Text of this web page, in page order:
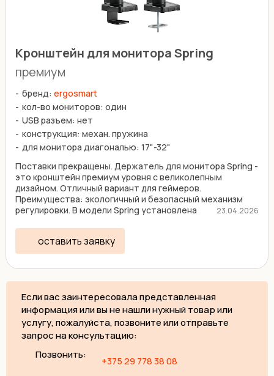
Кронштейн для монитора Spring
премиум
бренд: ergosmart
кол-во мониторов: один
USB разъем: нет
конструкция: механ. пружина
для монитора диагональю: 17"-32"
Поставки прекращены. Держатель для монитора Spring -
это кронштейн премиум уровня с великолепным
дизайном. Отличный вариант для геймеров.
Преимущества: экологичный и безопасный механизм
регулировки. В модели Spring установлена
23.04.2026
оставить заявку
Если вас заинтересовала представленная
информация или вы не нашли нужный товар или
услугу, пожалуйста, позвоните или отправьте
запрос на консультацию:
Позвонить:
+375 29 778 38 08